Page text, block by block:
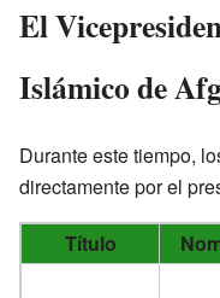
El
Islámico de
Durante este tiempo,
directamente por el
Título